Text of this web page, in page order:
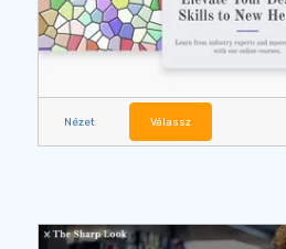
Nézet Válassz